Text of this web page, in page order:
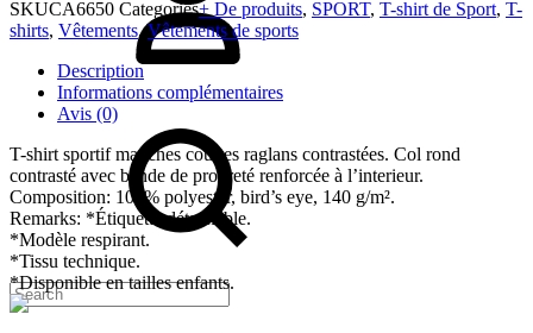
SKUCA6650 Categories+ De produits, SPORT, T-shirt de Sport, T-
shirts, Vêtements,Vêtements de sports
Description
Informations complémentaires
Avis (0)
T-shirt sportif manches courtes raglans contrastées. Col rond
contrasté avec bande de propreté renforcée à l’interieur.
Composition: 100% polyester, bird’s eye, 140 g/m².
Remarks: *Étiquette détachable.
*Modèle respirant.
*Tissu technique.
*Disponible en tailles enfants.